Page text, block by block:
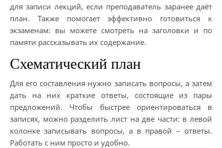
для записи лекций, если преподаватель заранее даёт
план. Также помогает эффективно готовиться к
экзаменам: вы можете смотреть на заголовки и по
памяти рассказывать их содержание.
Схематический план
Для его составления нужно записать вопросы, а затем
дать на них краткие ответы, состоящие из пары
предложений. Чтобы быстрее ориентироваться в
записях, можно разделить лист на две части: в левой
колонке записывать вопросы, а в правой – ответы.
Работать с ним просто и удобно.